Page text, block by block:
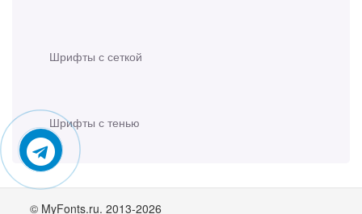
Шрифты с сеткой
Шрифты с тенью
© MyFonts.ru. 2013-2026